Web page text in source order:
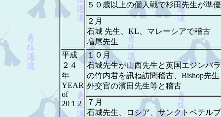
５０歳以上の個人戦で杉田先生が準
２月
石城 先生、KL、マレーシアで稽古
増尾先生
平成
２４
年
YEAR
of
20１2
１０月
石城先生が山西先生と英国エジンバ
の竹内君を訊ね訪問稽古、Bishop先
外交官の濱田先生等と稽古
７月
石城先生、ロシア、サンクトペテル